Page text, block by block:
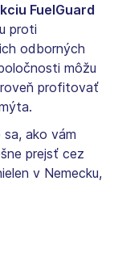
FuelGuard
proti
odborných
môžu
profitovať
ako vám
prejsť cez
v Nemecku,